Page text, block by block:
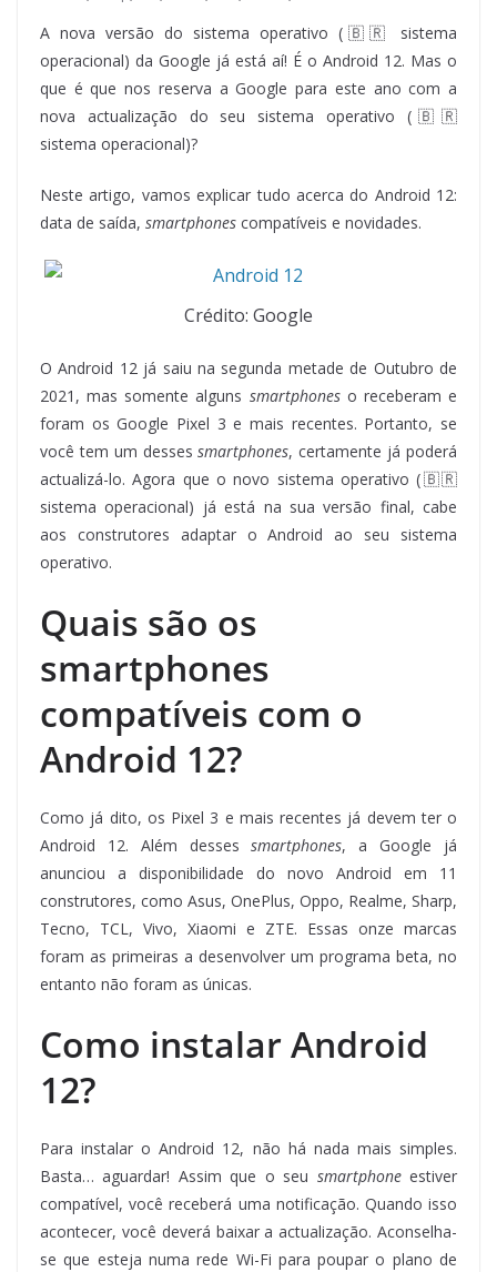
A nova versão do sistema operativo (🇧🇷 sistema
operacional) da Google já está aí! É o Android 12. Mas o
que é que nos reserva a Google para este ano com a
nova actualização do seu sistema operativo (🇧🇷
sistema operacional)?
Neste artigo, vamos explicar tudo acerca do Android 12:
data de saída, smartphones compatíveis e novidades.
Crédito: Google
O Android 12 já saiu na segunda metade de Outubro de
2021, mas somente alguns smartphoneso receberam e
foram os Google Pixel 3 e mais recentes. Portanto, se
você tem um dessessmartphones, certamente já poderá
actualizá-lo. Agora que o novo sistema operativo (🇧🇷
sistema operacional) já está na sua versão final, cabe
aos construtores adaptar o Android ao seu sistema
operativo.
Quais são os
smartphones
compatíveis com o
Android 12?
Como já dito, os Pixel 3 e mais recentes já devem ter o
Android 12. Além dessessmartphones, a Google já
anunciou a disponibilidade do novo Android em 11
construtores, como Asus, OnePlus, Oppo, Realme, Sharp,
Tecno, TCL, Vivo, Xiaomi e ZTE. Essas onze marcas
foram as primeiras a desenvolver um programa beta, no
entanto não foram as únicas.
Como instalar Android
12?
Para instalar o Android 12, não há nada mais simples.
Basta… aguardar! Assim que o seu smartphoneestiver
compatível, você receberá uma notificação. Quando isso
acontecer, você deverá baixar a actualização. Aconselha-
se que esteja numa rede Wi-Fi para poupar o plano de